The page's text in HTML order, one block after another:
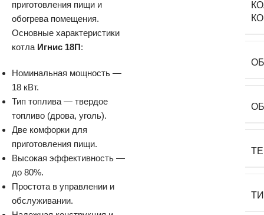
приготовления пищи и
обогрева помещения.
Основные характеристики
котла Игнис 18П:
Номинальная мощность —
18 кВт.
Тип топлива — твердое
топливо (дрова, уголь).
Две комфорки для
приготовления пищи.
Высокая эффективность —
до 80%.
Простота в управлении и
обслуживании.